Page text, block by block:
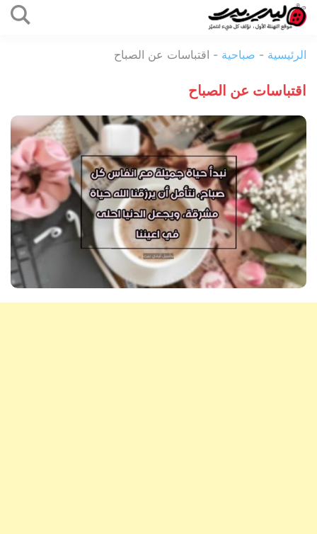
المحتوى
بيرد
الرئيسية - صباحية - اقتباسات عن الصباح
اقتباسات عن الصباح